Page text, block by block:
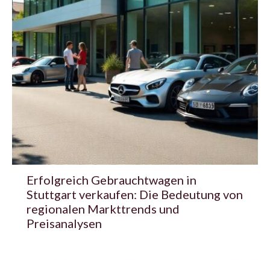
Erfolgreich Gebrauchtwagen in
Stuttgart verkaufen: Die Bedeutung von
regionalen Markttrends und
Preisanalysen